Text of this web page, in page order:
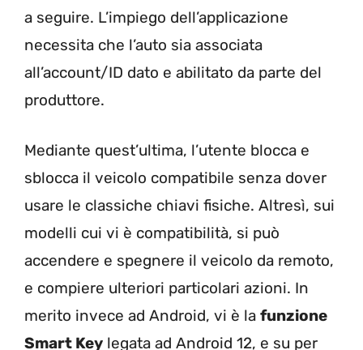
a seguire. L’impiego dell’applicazione
necessita che l’auto sia associata
all’account/ID dato e abilitato da parte del
produttore.
Mediante quest’ultima, l’utente blocca e
sblocca il veicolo compatibile senza dover
usare le classiche chiavi fisiche. Altresì, sui
modelli cui vi è compatibilità, si può
accendere e spegnere il veicolo da remoto,
e compiere ulteriori particolari azioni. In
merito invece ad Android, vi è la funzione
Smart Key legata ad Android 12, e su per